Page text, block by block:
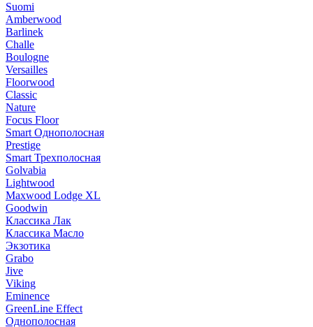
Suomi
Amberwood
Barlinek
Challe
Boulogne
Versailles
Floorwood
Classic
Nature
Focus Floor
Smart Однополосная
Prestige
Smart Трехполосная
Golvabia
Lightwood
Maxwood Lodge XL
Goodwin
Классика Лак
Классика Масло
Экзотика
Grabo
Jive
Viking
Eminence
GreenLine Effect
Однополосная